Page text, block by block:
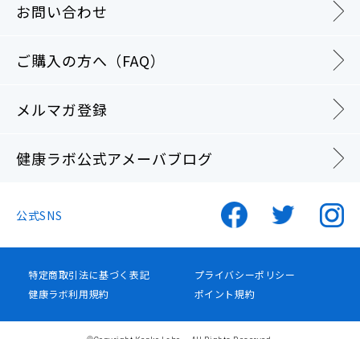
お問い合わせ
ご購入の方へ（FAQ）
メルマガ登録
健康ラボ公式アメーバブログ
公式SNS
特定商取引法に基づく表記
プライバシーポリシー
健康ラボ利用規約
ポイント規約